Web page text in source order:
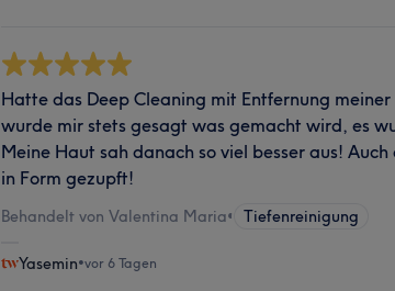
Hatte das Deep Cleaning mit Entfernung meiner
wurde mir stets gesagt was gemacht wird, es
Meine Haut sah danach so viel besser aus!
in Form gezupft!
Behandelt von Valentina Maria• Tiefenreinigung
Yasemin•vor 6 Tagen